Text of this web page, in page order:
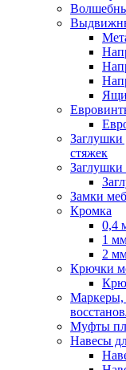
Заглушки
стяжек
Заглушки
Замки
Кромка
0,4
1
2
Крючки
Маркеры,
Муфты
Навесы